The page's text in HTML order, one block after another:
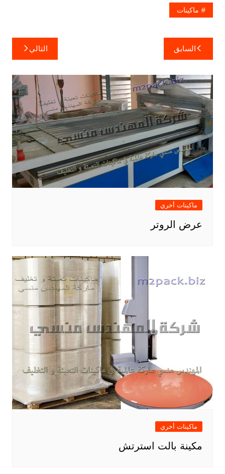
ماكينات
تصفّح
المقالات
السابق التالي
ماكينات أخري
عرض الروتر
ماكينات أخري
مكينة بالت استرتش